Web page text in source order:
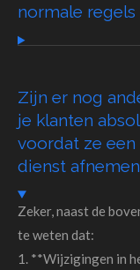
normale
Zijn er nog
je klanten
voordat ze
dienst
Zeker, naast de
te weten dat:
1. **Wijzigingen in